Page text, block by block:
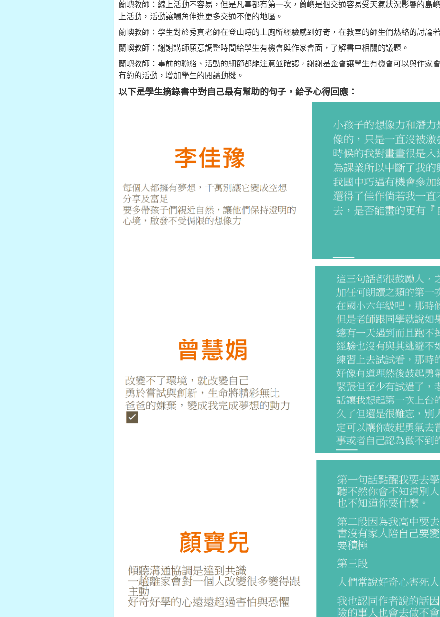
蘭嶼教師：線上活動不容易，但是凡事都有第一次，蘭嶼是個交通容易受天氣狀況影響的島
上活動，活動讓觸角伸進更多交通不便的地區。
蘭嶼教師：學生對於秀真老師在登山時的上廁所經驗感到好奇，在教室的師生們熱絡的討論
蘭嶼教師：謝謝講師願意調整時間給學生有機會與作家會面，了解書中相關的議題。
蘭嶼教師：事前的聯絡、活動的細節都能注意並確認，謝謝基金會讓學生有機會可以與作家
有約的活動，增加學生的閱讀動機。
以下是學生摘錄書中對自己最有幫助的句子，給予心得回應：